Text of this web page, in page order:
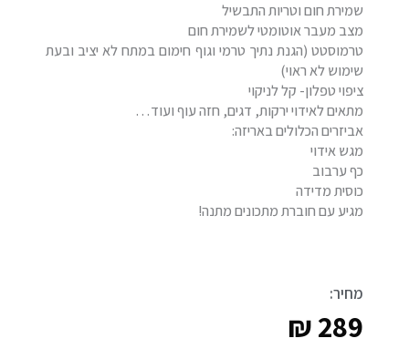
שמירת חום וטריות התבשיל
מצב מעבר אוטומטי לשמירת חום
טרמוסטט (הגנת נתיך טרמי וגוף חימום במתח לא יציב ובעת
שימוש לא ראוי)
ציפוי טפלון- קל לניקוי
מתאים לאידוי ירקות, דגים, חזה עוף ועוד…
אביזרים הכלולים באריזה:
מגש אידוי
כף ערבוב
כוסית מדידה
מגיע עם חוברת מתכונים מתנה!
מחיר:
₪289